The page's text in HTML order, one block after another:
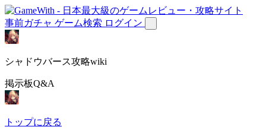
事前ガチャ ゲーム検索 ログイン
シャドウバース攻略wiki
掲示板Q&A
トップに戻る